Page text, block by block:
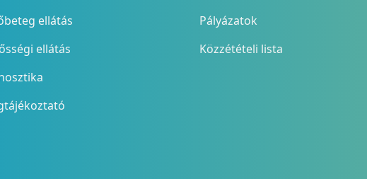
ellátás
ellátás
Pályázatok
Közzétételi lista